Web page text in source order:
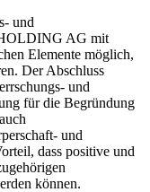
und
AG mit
Elemente möglich,
Der Abschluss
und
für die Begründung
und
dass positive und
können.